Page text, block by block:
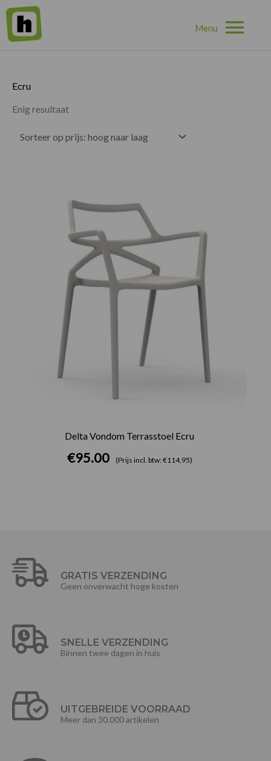
Home»
Ecru
Enig resultaat
Delta Vondom Terrasstoel Ecru
€95.00 (Prijs incl. btw: €114,95)
GRATIS VERZENDING
Geen onverwacht hoge kosten
SNELLE VERZENDING
Binnen twee dagen in huis
UITGEBREIDE VOORRAAD
Meer dan 30.000 artikelen